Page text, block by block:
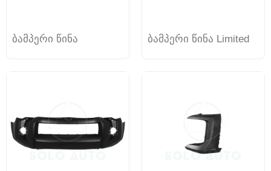
ბამპერი წინა ბამპერი წინა Limited